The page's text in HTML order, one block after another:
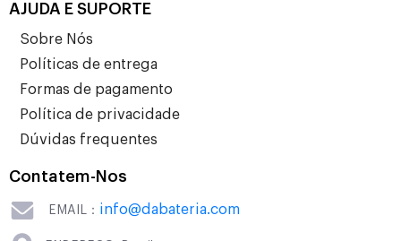
AJUDA E SUPORTE
Sobre Nós
Políticas de entrega
Formas de pagamento
Política de privacidade
Dúvidas frequentes
Contatem-Nos
EMAIL： info@dabateria.com